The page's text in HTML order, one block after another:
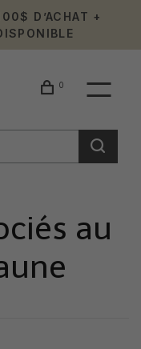
D’ACHAT +
0
au